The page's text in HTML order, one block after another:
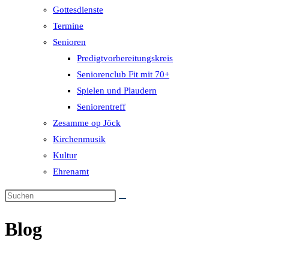
Gottesdienste
Termine
Senioren
Predigtvorbereitungskreis
Seniorenclub Fit mit 70+
Spielen und Plaudern
Seniorentreff
Zesamme op Jöck
Kirchenmusik
Kultur
Ehrenamt
Blog